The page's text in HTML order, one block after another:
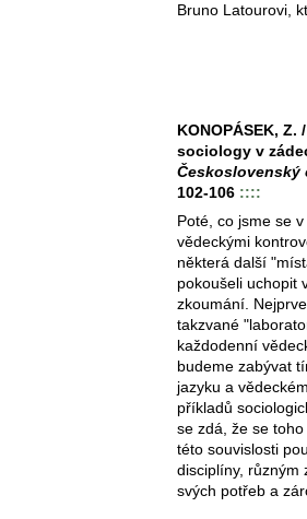
Bruno Latourovi,
KONOPÁSEK, Z.
sociology v
Československý
102-106 ::::
Poté, co jsme se
vědeckými
některá další
pokoušeli uchopit
zkoumání.
takzvané
každodenní
budeme zabývat
jazyku a
příkladů
se zdá, že se
této souvislosti
disciplíny, různým
svých potřeb a